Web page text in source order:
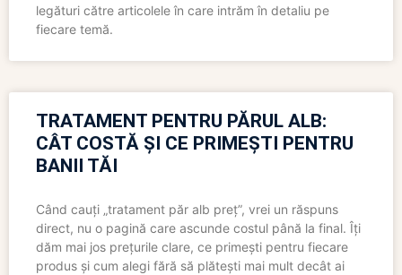
legături către articolele în care intrăm în detaliu pe
fiecare temă.
TRATAMENT PENTRU PĂRUL ALB:
CÂT COSTĂ ȘI CE PRIMEȘTI PENTRU
BANII TĂI
Când cauți „tratament păr alb preț”, vrei un răspuns
direct, nu o pagină care ascunde costul până la final. Îți
dăm mai jos prețurile clare, ce primești pentru fiecare
produs și cum alegi fără să plătești mai mult decât ai